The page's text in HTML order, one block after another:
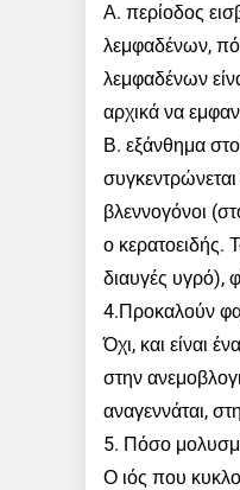
Α. περίοδος
λεμφαδένων,
λεμφαδένων
αρχικά να
Β. εξάνθημα
βλεννογόνοι
ο κερατοειδής.
διαυγές υγρό),
4.Προκαλούν
Όχι, και είναι
στην
αναγεννάται,
5. Πόσο
Ο ιός που